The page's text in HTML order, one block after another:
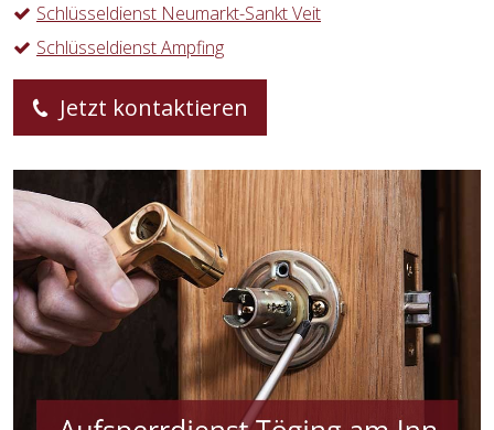
Schlüsseldienst Neumarkt-Sankt Veit
Schlüsseldienst Ampfing
Jetzt kontaktieren